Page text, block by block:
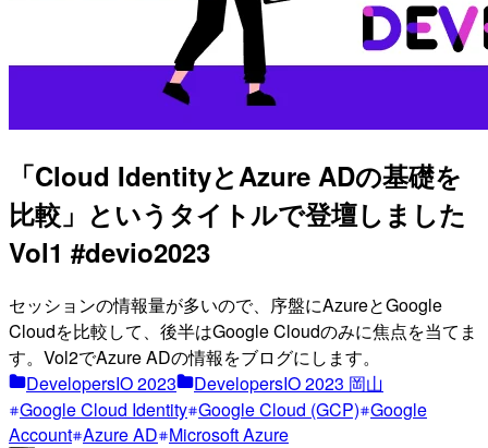
「Cloud IdentityとAzure ADの基礎を
比較」というタイトルで登壇しました
Vol1 #devio2023
セッションの情報量が多いので、序盤にAzureとGoogle
Cloudを比較して、後半はGoogle Cloudのみに焦点を当てま
す。Vol2でAzure ADの情報をブログにします。
DevelopersIO 2023
DevelopersIO 2023 岡山
Google Cloud Identity Google Cloud (GCP) Google
Account Azure AD Microsoft Azure